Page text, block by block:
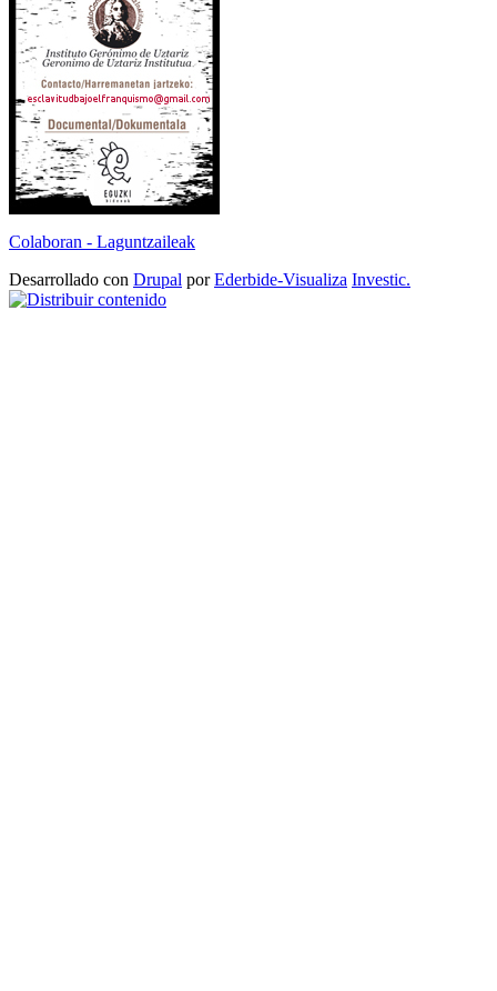
Colaboran - Laguntzaileak
Desarrollado con Drupal porEderbide-Visualiza Investic.